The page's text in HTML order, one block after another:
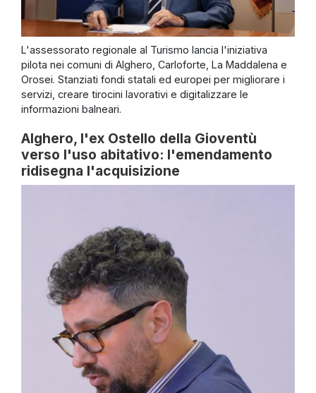
L'assessorato regionale al Turismo lancia l'iniziativa
pilota nei comuni di Alghero, Carloforte, La Maddalena e
Orosei. Stanziati fondi statali ed europei per migliorare i
servizi, creare tirocini lavorativi e digitalizzare le
informazioni balneari.
Alghero, l'ex Ostello della Gioventù
verso l'uso abitativo: l'emendamento
ridisegna l'acquisizione